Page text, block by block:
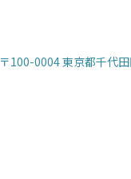
〒100-0004 東京都千代